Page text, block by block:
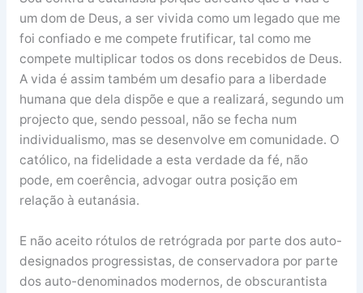
um dom de Deus, a ser vivida como um legado que me
foi confiado e me compete frutificar, tal como me
compete multiplicar todos os dons recebidos de Deus.
A vida é assim também um desafio para a liberdade
humana que dela dispõe e que a realizará, segundo um
projecto que, sendo pessoal, não se fecha num
individualismo, mas se desenvolve em comunidade. O
católico, na fidelidade a esta verdade da fé, não
pode, em coerência, advogar outra posição em
relação à eutanásia.
E não aceito rótulos de retrógrada por parte dos auto-
designados progressistas, de conservadora por parte
dos auto-denominados modernos, de obscurantista